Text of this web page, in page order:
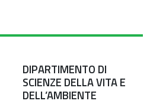
DIPARTIMENTO DI
SCIENZE DELLA VITA E
DELL’AMBIENTE